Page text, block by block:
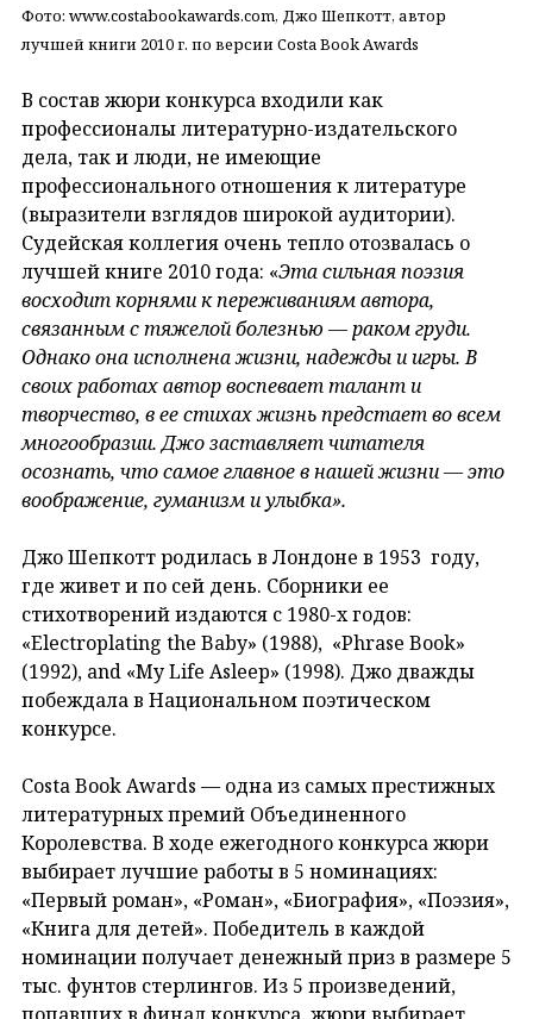
Фото: www.costabookawards.com, Джо Шепкотт, автор
лучшей книги 2010 г. по версии Costa Book Awards
В состав жюри конкурса входили как
профессионалы литературно-издательского
дела, так и люди, не имеющие
профессионального отношения к литературе
(выразители взглядов широкой аудитории).
Судейская коллегия очень тепло отозвалась о
лучшей книге 2010 года: «Эта сильная поэзия
восходит корнями к переживаниям автора,
связанным с тяжелой болезнью — раком груди.
Однако она исполнена жизни, надежды и игры. В
своих работах автор воспевает талант и
творчество, в ее стихах жизнь предстает во всем
многообразии. Джо заставляет читателя
осознать, что самое главное в нашей жизни — это
воображение, гуманизм и улыбка».
Джо Шепкотт родилась в Лондоне в 1953 году,
где живет и по сей день. Сборники ее
стихотворений издаются с 1980-х годов:
«Electroplating the Baby» (1988), «Phrase Book»
(1992), and «My Life Asleep» (1998). Джо дважды
побеждала в Национальном поэтическом
конкурсе.
Costa Book Awards — одна из самых престижных
литературных премий Объединенного
Королевства. В ходе ежегодного конкурса жюри
выбирает лучшие работы в 5 номинациях:
«Первый роман», «Роман», «Биография», «Поэзия»,
«Книга для детей». Победитель в каждой
номинации получает денежный приз в размере 5
тыс. фунтов стерлингов. Из 5 произведений,